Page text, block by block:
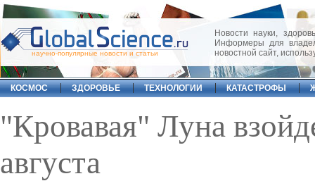
научно-популярные новости и статьи
Новости науки,
Информеры для
новостной сайт,
КОСМОС ЗДОРОВЬЕ ТЕХНОЛОГИИ КАТАСТРОФЫ
"Кровавая" Луна
августа